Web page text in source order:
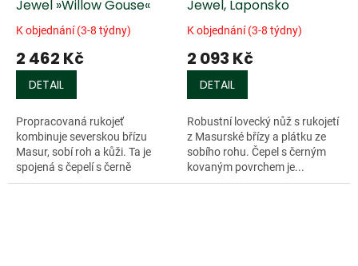
Jewel »Willow Gouse«
K objednání (3-8 týdny)
2 462 Kč
DETAIL
Propracovaná rukojeť
kombinuje severskou břízu
Masur, sobí roh a kůži. Ta je
spojená s čepelí s černě
kovaným povrchem
Jewel, Laponsko
K objednání (3-8 týdny)
2 093 Kč
DETAIL
Robustní lovecký nůž s rukojetí
z Masurské břízy a plátku ze
sobího rohu. Čepel s černým
kovaným povrchem je...